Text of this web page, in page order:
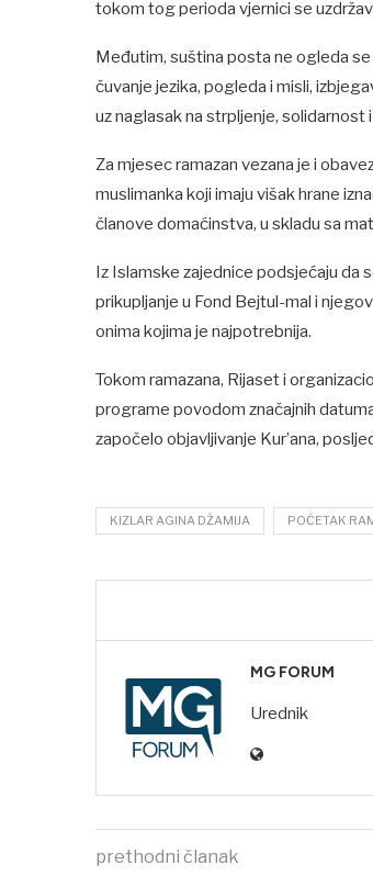
tokom tog perioda vjernici se
Međutim, suština posta ne ogleda se
čuvanje jezika, pogleda i misli,
uz naglasak na strpljenje, solidarnost
Za mjesec ramazan vezana je i
muslimanka koji imaju višak hrane
članove domaćinstva, u skladu sa
Iz Islamske zajednice podsjećaju da
prikupljanje u Fond Bejtul-mal i
onima kojima je najpotrebnija.
Tokom ramazana, Rijaset i
programe povodom značajnih
započelo objavljivanje Kur’ana,
KIZLAR AGINA DŽAMIJA POČETAK
MG FORUM
Urednik
prethodni članak